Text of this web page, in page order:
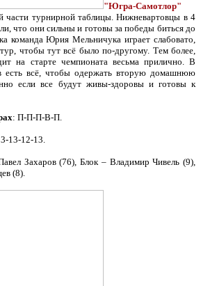
"Югра-Самотлор"
части турнирной таблицы. Нижневартовцы в 4
что они сильны и готовы за победы биться до
команда Юрия Мельничука играет слабовато,
чтобы тут всё было по-другому. Тем более,
на старте чемпионата весьма прилично. В
есть всё, чтобы одержать вторую домашнюю
если все будут живы-здоровы и готовы к
: П-П-П-В-П.
13-12-13.
Захаров (76), Блок – Владимир Чивель (9),
(8).